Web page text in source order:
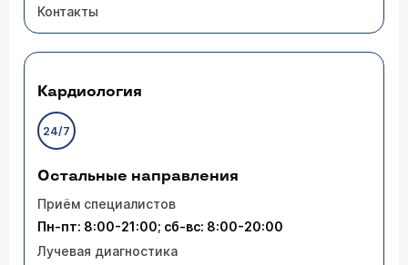
Контакты
Кардиология
24/7
Остальные направления
Приём специалистов
Пн-пт: 8:00-21:00; сб-вс: 8:00-20:00
Лучевая диагностика